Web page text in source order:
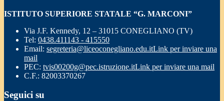
ISTITUTO SUPERIORE STATALE “G. MARCONI”
Via J.F. Kennedy, 12 – 31015 CONEGLIANO (TV)
Tel: 0438.411143 - 415550
Email: segreteria@liceoconegliano.edu.itLink per inviare una
mail
PEC: tvis00200g@pec.istruzione.itLink per inviare una mail
C.F.: 82003370267
Seguici su